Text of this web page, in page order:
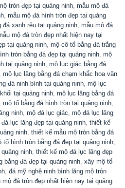
tròn đẹp tại quảng ninh mẫu mộ đá
mẫu mộ đá hình tròn đẹp tại quảng
xanh rêu tại quảng ninh mẫu mộ đá
mộ đá tròn đẹp nhất hiện nay tại
tại quảng ninh mộ cô tổ bằng đá trắng
tròn bằng đá đẹp tại quảng ninh mộ
tại quảng ninh mộ lục giác bằng đá
mộ lục lăng bằng đá chạm khắc hoa văn
đá ninh bình tại quảng ninh mộ lục
tại quảng ninh mộ lục lăng bằng đá
mộ tổ bằng đá hình tròn tại quảng ninh
ninh mộ đá lục giác mộ đá lục lăng
đá lục lăng đẹp tại quảng ninh thiết kế
ninh thiết kế mẫu mộ tròn bằng đá
tổ hình tròn bằng đá đẹp tại quảng ninh
ninh thiết kế mộ đá lục lăng đẹp
bằng đá đẹp tại quảng ninh xây mộ tổ
đá mỹ nghệ ninh bình lăng mộ tròn
mộ đá tròn đẹp nhất hiện nay tại quảng